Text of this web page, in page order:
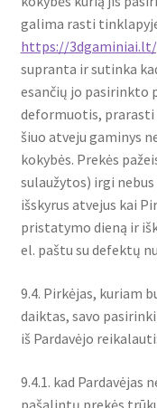
galima rasti
https://
supranta ir sutinka
esančių jo pasirinkto
deformuotis, prarasti
šiuo atveju gaminys
kokybės. Prekės
sulaužytos) irgi
išskyrus atvejus kai
pristatymo dieną ir
el. paštu su defektų
9.4. Pirkėjas, kuriam
daiktas, savo
iš Pardavėjo reikalauti:
9.4.1. kad
pašalintų prekės